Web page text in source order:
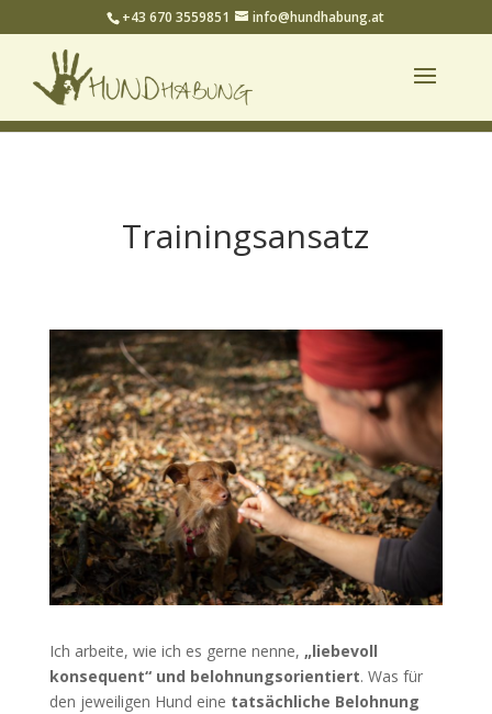
+43 670 3559851 info@hundhabung.at
Trainingsansatz
Ich arbeite, wie ich es gerne nenne, „liebevoll
konsequent“ und belohnungsorientiert. Was für
den jeweiligen Hund eine tatsächliche Belohnung